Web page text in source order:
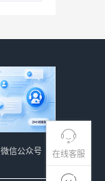
在线客服
微信公众号